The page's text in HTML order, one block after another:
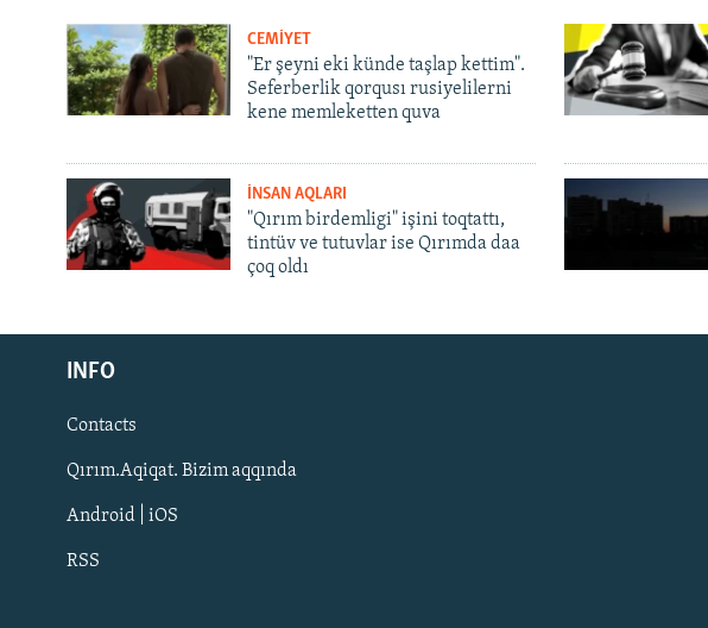
Русский
Українською
QOŞULIÑIZ!
CEMİYET
"Er şeyni eki künde taşlap kettim".
Seferberlik qorqusı rusiyelilerni
kene memleketten quva
İNSAN AQLARI
"Qırım birdemligi" işini toqtattı,
tintüv ve tutuvlar ise Qırımda daa
çoq oldı
INFO
Contacts
Qırım.Aqiqat. Bizim aqqında
Android | iOS
RSS